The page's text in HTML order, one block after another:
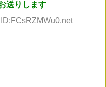
送りします